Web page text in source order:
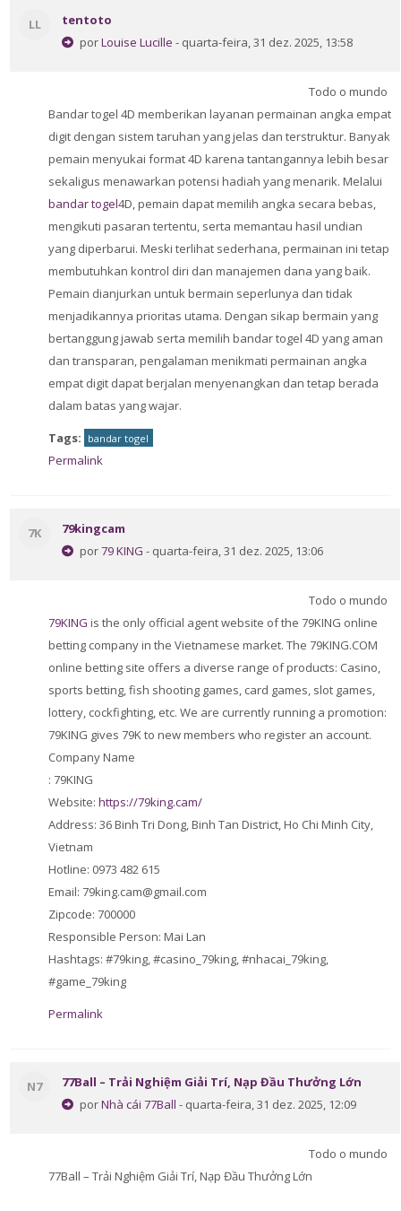
LL
tentoto
porLouise Lucille - quarta-feira, 31 dez. 2025, 13:58
Todo o mundo
Bandar togel 4D memberikan layanan permainan angka empat
digit dengan sistem taruhan yang jelas dan terstruktur. Banyak
pemain menyukai format 4D karena tantangannya lebih besar
sekaligus menawarkan potensi hadiah yang menarik. Melalui
bandar togel4D, pemain dapat memilih angka secara bebas,
mengikuti pasaran tertentu, serta memantau hasil undian
yang diperbarui. Meski terlihat sederhana, permainan ini tetap
membutuhkan kontrol diri dan manajemen dana yang baik.
Pemain dianjurkan untuk bermain seperlunya dan tidak
menjadikannya prioritas utama. Dengan sikap bermain yang
bertanggung jawab serta memilih bandar togel 4D yang aman
dan transparan, pengalaman menikmati permainan angka
empat digit dapat berjalan menyenangkan dan tetap berada
dalam batas yang wajar.
Tags: bandar togel
Permalink
7K
79kingcam
por79 KING - quarta-feira, 31 dez. 2025, 13:06
Todo o mundo
79KING is the only official agent website of the 79KING online
betting company in the Vietnamese market. The 79KING.COM
online betting site offers a diverse range of products: Casino,
sports betting, fish shooting games, card games, slot games,
lottery, cockfighting, etc. We are currently running a promotion:
79KING gives 79K to new members who register an account.
Company Name
: 79KING
Website: https://79king.cam/
Address: 36 Binh Tri Dong, Binh Tan District, Ho Chi Minh City,
Vietnam
Hotline: 0973 482 615
Email: 79king.cam@gmail.com
Zipcode: 700000
Responsible Person: Mai Lan
Hashtags: #79king, #casino_79king, #nhacai_79king,
#game_79king
Permalink
N7
77Ball – Trải Nghiệm Giải Trí, Nạp Đầu Thưởng Lớn
porNhà cái 77Ball - quarta-feira, 31 dez. 2025, 12:09
Todo o mundo
77Ball – Trải Nghiệm Giải Trí, Nạp Đầu Thưởng Lớn